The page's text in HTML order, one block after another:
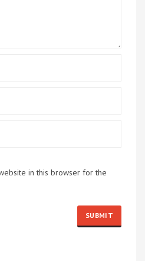
in this browser for the